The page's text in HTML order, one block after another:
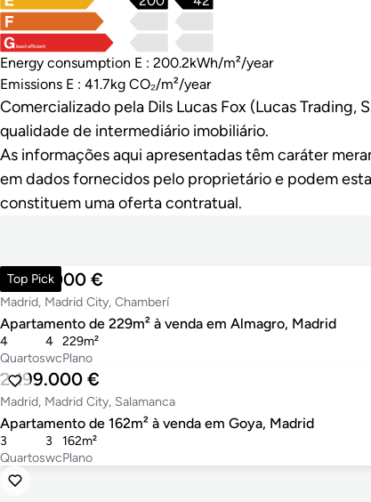
least efficient
Energy consumption E : 200.2kWh/m²/year
Emissions E : 41.7kg CO₂/m²/year
Comercializado pela Dils Lucas Fox (Lucas Trading,
qualidade de intermediário imobiliário.
As informações aqui apresentadas têm caráter
em dados fornecidos pelo proprietário e podem
constituem uma oferta contratual.
Top Pick
3.300.000 €
Madrid, Madrid City, Chamberí
Apartamento de 229m² à venda em Almagro, Madrid
Quartos
4
wc
4
Plano
229m²
2.199.000 €
Madrid, Madrid City, Salamanca
Apartamento de 162m² à venda em Goya, Madrid
Quartos
3
wc
3
Plano
162m²